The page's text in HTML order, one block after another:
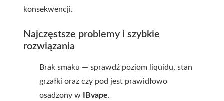
konsekwencji.
Najczęstsze problemy i szybkie
rozwiązania
Brak smaku — sprawdź poziom liquidu, stan
grzałki oraz czy pod jest prawidłowo
osadzony w
IBvape.